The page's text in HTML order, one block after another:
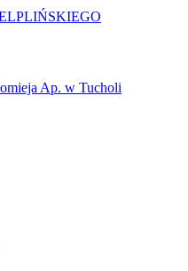
Ap. w Tucholi